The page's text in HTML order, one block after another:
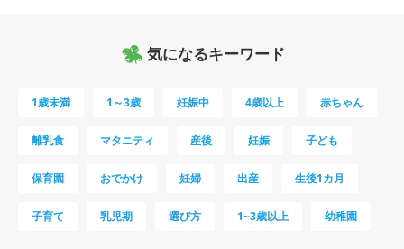
気になるキーワード
1歳未満 1～3歳 妊娠中 4歳以上 赤ちゃん
離乳食 マタニティ 産後 妊娠 子ども
保育園 おでかけ 妊婦 出産 生後1カ月
子育て 乳児期 選び方 1~3歳以上 幼稚園